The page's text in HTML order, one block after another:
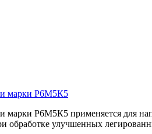
при обработке
марки Р6М5К5
марки Р6М5К5 применяется для
обработке улучшенных